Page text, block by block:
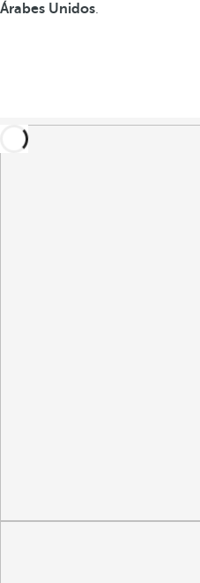
Árabes Unidos.